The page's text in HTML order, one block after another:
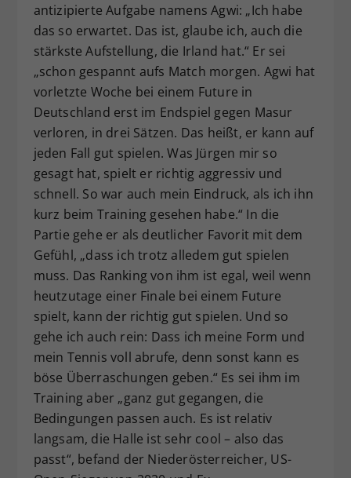
antizipierte Aufgabe namens Agwi: „Ich habe
das so erwartet. Das ist, glaube ich, auch die
stärkste Aufstellung, die Irland hat.“ Er sei
„schon gespannt aufs Match morgen. Agwi hat
vorletzte Woche bei einem Future in
Deutschland erst im Endspiel gegen Masur
verloren, in drei Sätzen. Das heißt, er kann auf
jeden Fall gut spielen. Was Jürgen mir so
gesagt hat, spielt er richtig aggressiv und
schnell. So war auch mein Eindruck, als ich ihn
kurz beim Training gesehen habe.“ In die
Partie gehe er als deutlicher Favorit mit dem
Gefühl, „dass ich trotz alledem gut spielen
muss. Das Ranking von ihm ist egal, weil wenn
heutzutage einer Finale bei einem Future
spielt, kann der richtig gut spielen. Und so
gehe ich auch rein: Dass ich meine Form und
mein Tennis voll abrufe, denn sonst kann es
böse Überraschungen geben.“ Es sei ihm im
Training aber „ganz gut gegangen, die
Bedingungen passen auch. Es ist relativ
langsam, die Halle ist sehr cool – also das
passt“, befand der Niederösterreicher, US-